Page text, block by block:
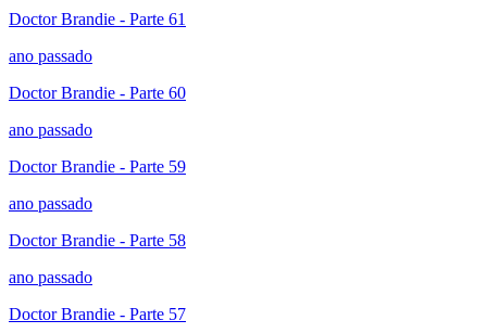
Doctor Brandie - Parte 61
ano passado
Doctor Brandie - Parte 60
ano passado
Doctor Brandie - Parte 59
ano passado
Doctor Brandie - Parte 58
ano passado
Doctor Brandie - Parte 57